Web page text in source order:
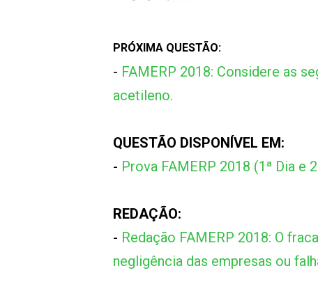
PRÓXIMA QUESTÃO:
- FAMERP 2018: Considere as
acetileno.
QUESTÃO DISPONÍVEL EM:
- Prova FAMERP 2018 (1ª Dia e
REDAÇÃO:
- Redação FAMERP 2018: O
negligência das empresas ou